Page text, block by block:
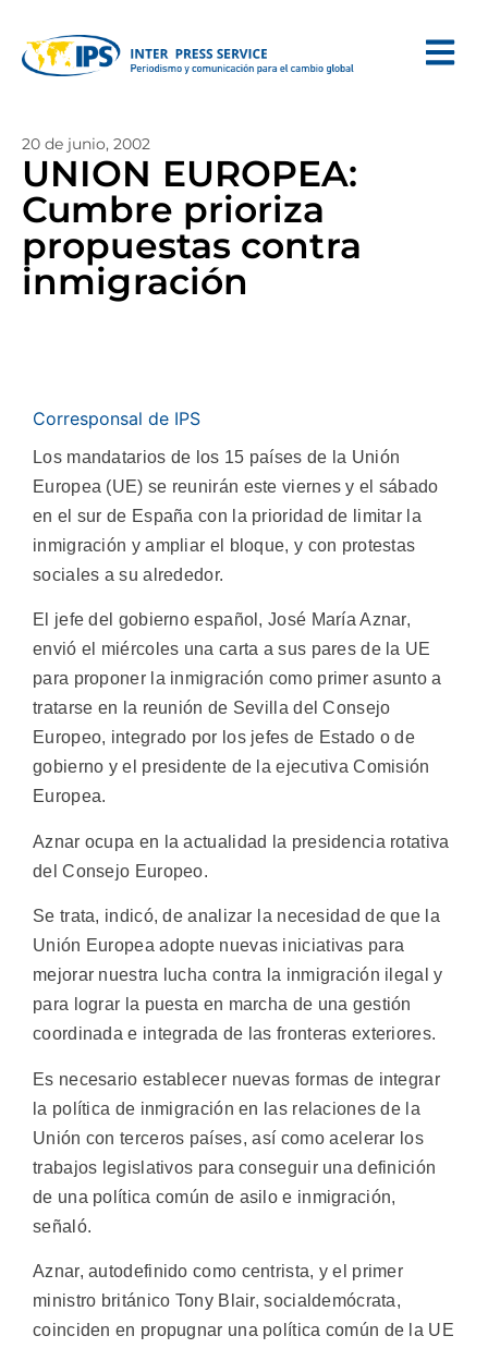
20 de junio, 2002
UNION EUROPEA:
Cumbre prioriza
propuestas contra
inmigración
Corresponsal de IPS
Los mandatarios de los 15 países de la Unión
Europea (UE) se reunirán este viernes y el sábado
en el sur de España con la prioridad de limitar la
inmigración y ampliar el bloque, y con protestas
sociales a su alrededor.
El jefe del gobierno español, José María Aznar,
envió el miércoles una carta a sus pares de la UE
para proponer la inmigración como primer asunto a
tratarse en la reunión de Sevilla del Consejo
Europeo, integrado por los jefes de Estado o de
gobierno y el presidente de la ejecutiva Comisión
Europea.
Aznar ocupa en la actualidad la presidencia rotativa
del Consejo Europeo.
Se trata, indicó, de analizar la necesidad de que la
Unión Europea adopte nuevas iniciativas para
mejorar nuestra lucha contra la inmigración ilegal y
para lograr la puesta en marcha de una gestión
coordinada e integrada de las fronteras exteriores.
Es necesario establecer nuevas formas de integrar
la política de inmigración en las relaciones de la
Unión con terceros países, así como acelerar los
trabajos legislativos para conseguir una definición
de una política común de asilo e inmigración,
señaló.
Aznar, autodefinido como centrista, y el primer
ministro británico Tony Blair, socialdemócrata,
coinciden en propugnar una política común de la UE